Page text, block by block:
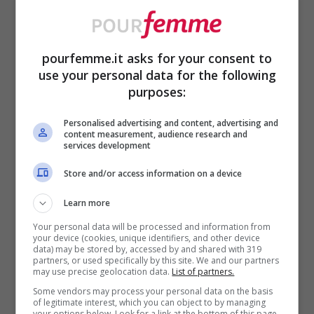
dei tanti scoperti nelle telefonate fatte alle
papabili amante dell’ex marito. Nel 2020
Dagospia lanciò la bomba, ma non
arrivarono mai conferme.
Anzi, i due protagonisti, Stefano e Alessia,
avevano sempre
disse che quelle erano “
che l’avevano alquanto
Martino rispose solo di essersi fatto una
gran risata.
Belen, dal canto suo, con questo 2024
pourfemme.it asks for your consent to
use your personal data for the following
purposes:
Personalised advertising and content, advertising and
content measurement, audience research and
services development
Store and/or access information on a device
Learn more
Your personal data will be processed and information from
your device (cookies, unique identifiers, and other device
data) may be stored by, accessed by and shared with 319
partners, or used specifically by this site. We and our partners
may use precise geolocation data. List of partners.
Some vendors may process your personal data on the basis
of legitimate interest, which you can object to by managing